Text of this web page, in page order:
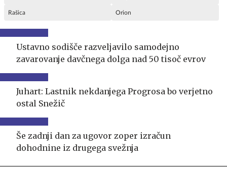
Rašica Orion
Ustavno sodišče razveljavilo samodejno
zavarovanje davčnega dolga nad 50 tisoč evrov
Juhart: Lastnik nekdanjega Progrosa bo verjetno
ostal Snežič
Še zadnji dan za ugovor zoper izračun
dohodnine iz drugega svežnja